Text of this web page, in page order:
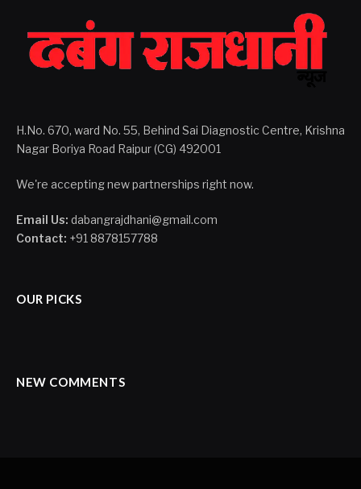
H.No. 670, ward No. 55, Behind Sai Diagnostic Centre, Krishna
Nagar Boriya Road Raipur (CG) 492001
We're accepting new partnerships right now.
Email Us: dabangrajdhani@gmail.com
Contact: +91 8878157788
OUR PICKS
NEW COMMENTS